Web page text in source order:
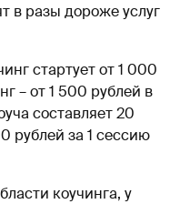
в разы дороже услуг
стартует от 1 000
– от 1 500 рублей в
составляет 20
рублей за 1 сессию
коучинга, у